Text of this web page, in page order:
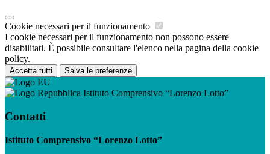
Cookie necessari per il funzionamento
I cookie necessari per il funzionamento non possono essere
disabilitati. È possibile consultare l'elenco nella pagina della cookie
policy.
Accetta tutti Salva le preferenze
Istituto Comprensivo “Lorenzo Lotto”
Contatti
Istituto Comprensivo “Lorenzo Lotto”